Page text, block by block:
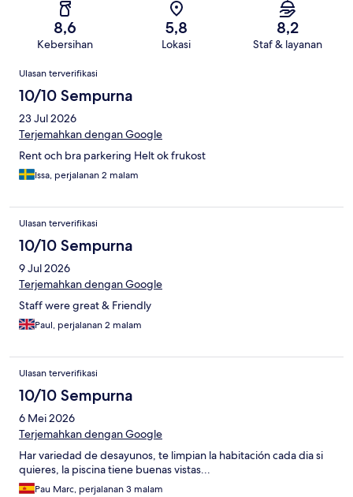
8,6
Kebersihan
5,8
Lokasi
8,2
Staf & layanan
Ulasan
Ulasan terverifikasi
10/10 Sempurna
23 Jul 2026
Terjemahkan dengan Google
Rent och bra parkering Helt ok frukost
Issa, perjalanan 2 malam
Ulasan terverifikasi
10/10 Sempurna
9 Jul 2026
Terjemahkan dengan Google
Staff were great & Friendly
Paul, perjalanan 2 malam
Ulasan terverifikasi
10/10 Sempurna
6 Mei 2026
Terjemahkan dengan Google
Har variedad de desayunos, te limpian la habitación cada dia si
quieres, la piscina tiene buenas vistas...
Pau Marc, perjalanan 3 malam